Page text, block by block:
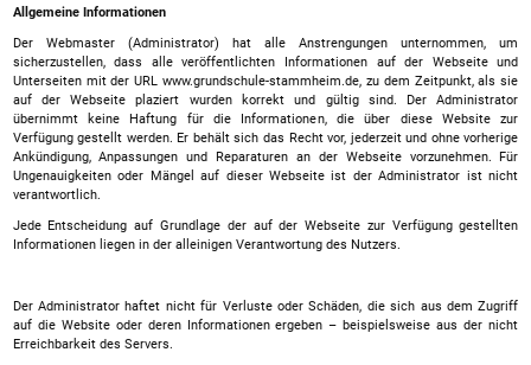
Allgemeine Informationen
Der Webmaster (Administrator) hat alle Anstrengungen unternommen, um
sicherzustellen, dass alle veröffentlichten Informationen auf der Webseite und
Unterseiten mit der URL www.grundschule-stammheim.de, zu dem Zeitpunkt, als sie
auf der Webseite plaziert wurden korrekt und gültig sind. Der Administrator
übernimmt keine Haftung für die Informationen, die über diese Website zur
Verfügung gestellt werden. Er behält sich das Recht vor, jederzeit und ohne vorherige
Ankündigung, Anpassungen und Reparaturen an der Webseite vorzunehmen. Für
Ungenauigkeiten oder Mängel auf dieser Webseite ist der Administrator ist nicht
verantwortlich.
Jede Entscheidung auf Grundlage der auf der Webseite zur Verfügung gestellten
Informationen liegen in der alleinigen Verantwortung des Nutzers.
Der Administrator haftet nicht für Verluste oder Schäden, die sich aus dem Zugriff
auf die Website oder deren Informationen ergeben – beispielsweise aus der nicht
Erreichbarkeit des Servers.